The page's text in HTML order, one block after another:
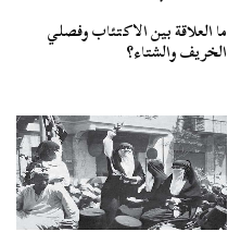
ما العلاقة بين الاكتئاب وفصلي
الخريف والشتاء؟